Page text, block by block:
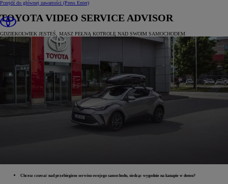
Przejdź do głównej zawartości (Press Enter)
TOYOTA VIDEO SERVICE ADVISOR
GDZIEKOLWIEK JESTEŚ, MASZ PEŁNĄ KOTROLĘ NAD SWOIM SAMOCHODEM
Chcesz czuwać nad przebiegiem serwisu swojego samochodu, siedząc wygodnie na kanapie w domu?